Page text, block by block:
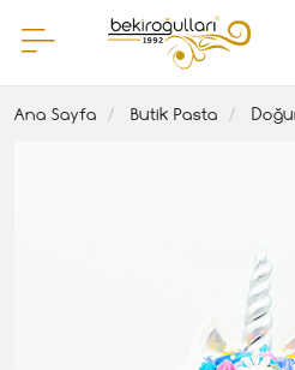
Ana Sayfa Butik Pasta